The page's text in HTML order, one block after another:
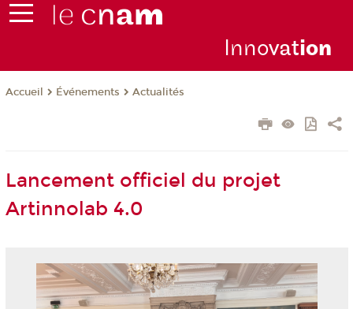
Innovation
Accueil Événements Actualités
Lancement officiel du projet
Artinnolab 4.0